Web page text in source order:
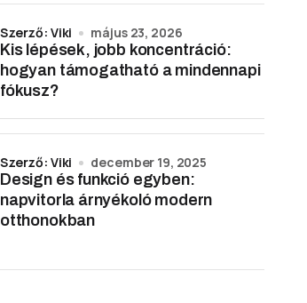
Kis lépések, jobb koncentráció:
hogyan támogatható a mindennapi
fókusz?
Szerző: Viki május 23, 2026
Design és funkció egyben:
napvitorla árnyékoló modern
otthonokban
Szerző: Viki december 19, 2025